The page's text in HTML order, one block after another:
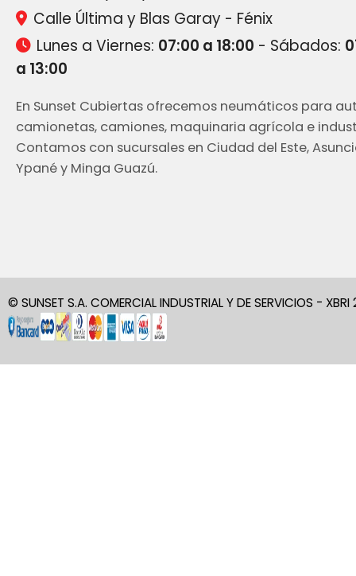
Calle Última y Blas Garay - Fénix
Lunes a Viernes: 07:00 a 18:00 - Sábados:
a 13:00
En Sunset Cubiertas ofrecemos neumáticos para
camionetas, camiones, maquinaria agrícola e
Contamos con sucursales en Ciudad del Este,
Ypané y Minga Guazú.
© SUNSET S.A. COMERCIAL INDUSTRIAL Y DE SERVICIOS -